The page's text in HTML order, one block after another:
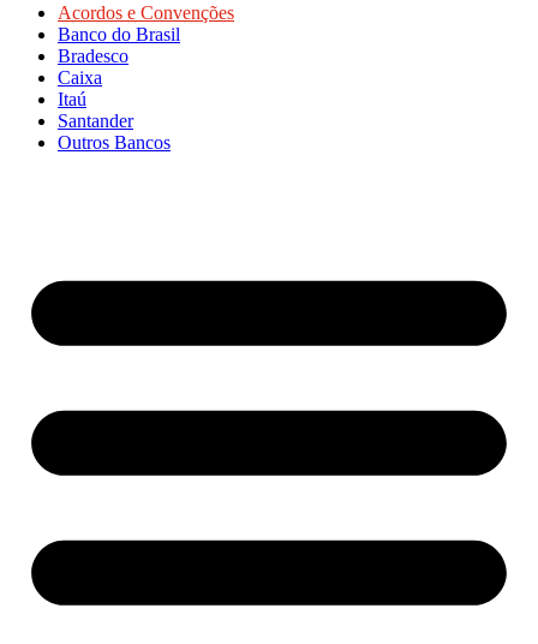
Acordos e Convenções
Banco do Brasil
Bradesco
Caixa
Itaú
Santander
Outros Bancos